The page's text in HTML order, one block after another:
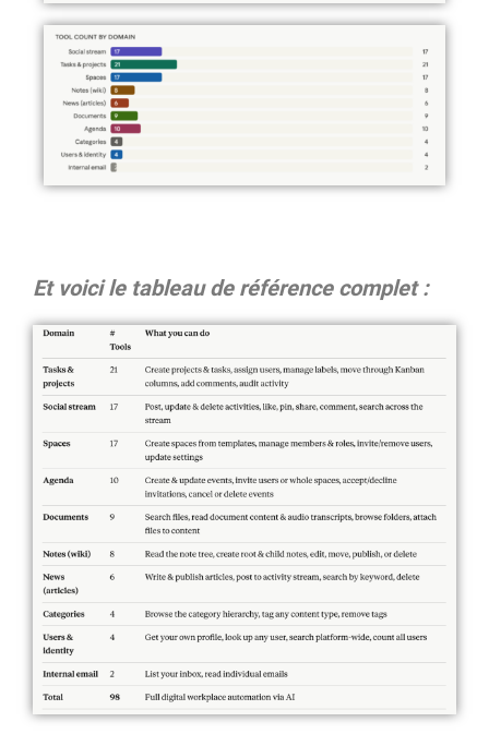
Et voici le tableau de référence complet :